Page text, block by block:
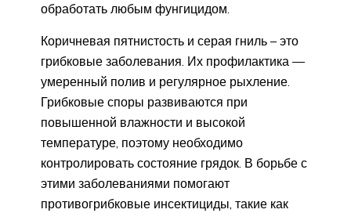
обработать любым фунгицидом.
Коричневая пятнистость и серая гниль – это
грибковые заболевания. Их профилактика —
умеренный полив и регулярное рыхление.
Грибковые споры развиваются при
повышенной влажности и высокой
температуре, поэтому необходимо
контролировать состояние грядок. В борьбе с
этими заболеваниями помогают
противогрибковые инсектициды, такие как